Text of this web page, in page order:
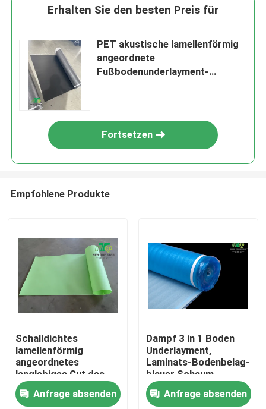
Produkte
Über uns
Erhalten Sie den besten Preis für
PET akustische lamellenförmig
angeordnete
Fußbodenunderlayment-
Fortsetzen
Empfohlene Produkte
Schalldichtes
lamellenförmig
angeordnetes
langlebiges Gut des
Bodenbelag
Underlayment-Grün-
Anfrage absenden
Dampf 3 in 1 Boden
Underlayment,
Laminats-Bodenbelag-
blauer Schaum
Underlayment mit
Deckung
Anfrage absenden